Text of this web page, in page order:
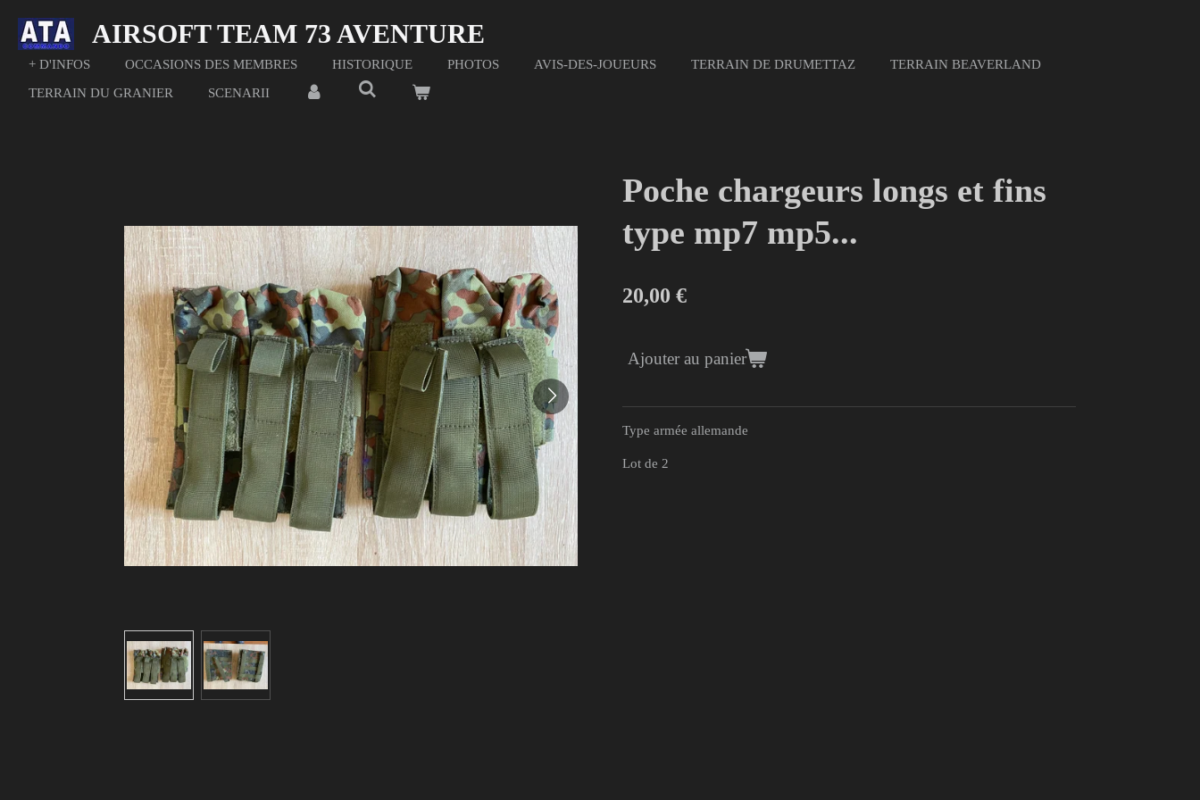
Passer
au
contenu
AIRSOFT TEAM 73 AVENTURE
+ D'INFOS OCCASIONS DES MEMBRES HISTORIQUE PHOTOS AVIS-DES-JOUEURS TERRAIN DE DRUMETTAZ
TERRAIN BEAVERLAND
TERRAIN DU GRANIER
SCENARII
Poche chargeurs longs et fins
type mp7 mp5...
20,00 €
Ajouter au panier
Type armée allemande
Lot de 2